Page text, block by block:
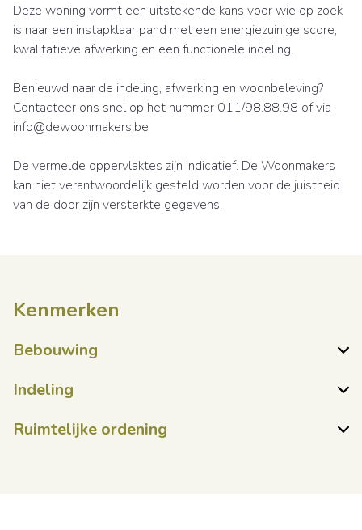
Deze woning vormt een uitstekende kans voor wie op zoek
is naar een instapklaar pand met een energiezuinige score,
kwalitatieve afwerking en een functionele indeling.
Benieuwd naar de indeling, afwerking en woonbeleving?
Contacteer ons snel op het nummer 011/98.88.98 of via
info@dewoonmakers.be
De vermelde oppervlaktes zijn indicatief. De Woonmakers
kan niet verantwoordelijk gesteld worden voor de juistheid
van de door zijn versterkte gegevens.
Kenmerken
Bebouwing
Indeling
Ruimtelijke ordening